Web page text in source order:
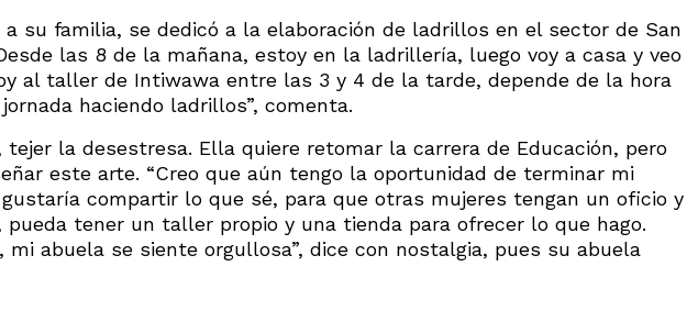
a su familia, se dedicó a la elaboración de ladrillos en el sector de San
las 8 de la mañana, estoy en la ladrillería, luego voy a casa y veo
al taller de Intiwawa entre las 3 y 4 de la tarde, depende de la hora
haciendo ladrillos”, comenta.
tejer la desestresa. Ella quiere retomar la carrera de Educación, pero
este arte. “Creo que aún tengo la oportunidad de terminar mi
compartir lo que sé, para que otras mujeres tengan un oficio y
tener un taller propio y una tienda para ofrecer lo que hago.
mi abuela se siente orgullosa”, dice con nostalgia, pues su abuela